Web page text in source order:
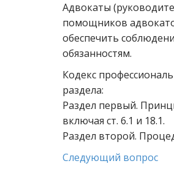
Адвокаты
помощников
обеспечить
обязанностям.
Кодекс
раздела:
Раздел первый.
включая ст. 6.1 и 18.1.
Раздел второй.
Следующий вопрос